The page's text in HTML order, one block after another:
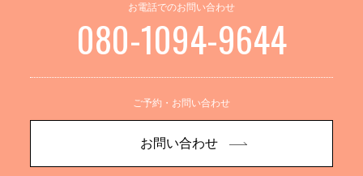
お電話でのお問い合わせ
080-1094-9644
ご予約・お問い合わせ
お問い合わせ